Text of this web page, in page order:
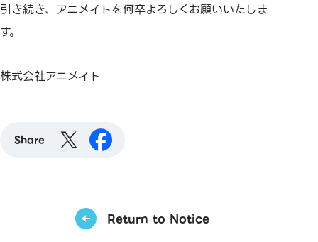
引き続き、アニメイトを何卒よろしくお願いいたしま
す。
株式会社アニメイト
Share
Return to Notice